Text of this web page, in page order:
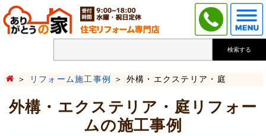
検索する
リフォーム施工事例 外構・エクステリア・庭
外構・エクステリア・庭リフォー
ムの施工事例